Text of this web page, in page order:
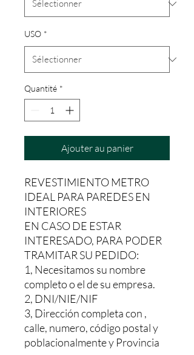
USO *
Quantité *
Ajouter au panier
REVESTIMIENTO METRO
IDEAL PARA PAREDES EN
INTERIORES
EN CASO DE ESTAR
INTERESADO, PARA PODER
TRAMITAR SU PEDIDO:
1, Necesitamos su nombre
completo o el de su empresa.
2, DNI/NIE/NIF
3, Dirección completa con ,
calle, numero, código postal y
poblacionalmente y Provincia